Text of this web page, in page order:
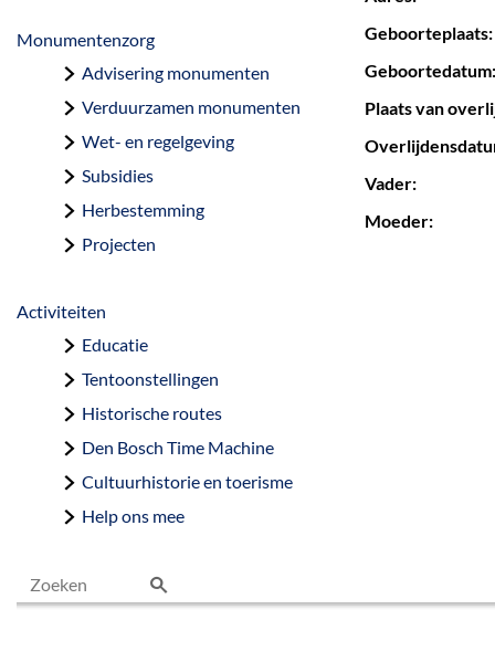
Monumentenzorg
Advisering monumenten
Verduurzamen monumenten
Wet- en regelgeving
Subsidies
Herbestemming
Projecten
Activiteiten
Educatie
Tentoonstellingen
Historische routes
Den Bosch Time Machine
Cultuurhistorie en toerisme
Help ons mee
Geboorteplaats:
Geboortedatum:
Plaats van
Vader:
Moeder: